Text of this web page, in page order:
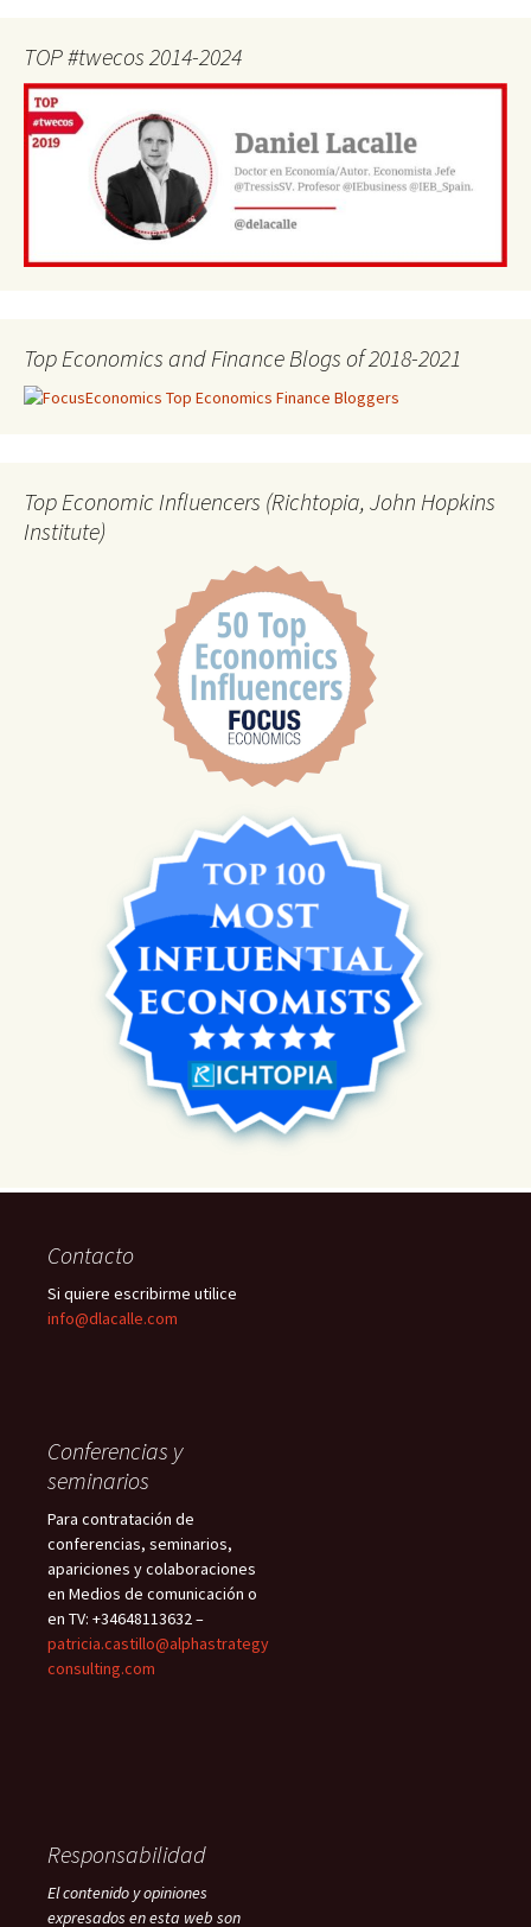
TOP #twecos 2014-2024
Top Economics and Finance Blogs of 2018-2021
Top Economic Influencers (Richtopia, John Hopkins
Institute)
Contacto
Si quiere escribirme utilice
info@dlacalle.com
Conferencias y
seminarios
Para contratación de
conferencias, seminarios,
apariciones y colaboraciones
en Medios de comunicación o
en TV: +34648113632 –
patricia.castillo@alphastrategy
consulting.com
Responsabilidad
El contenido y opiniones
expresados en esta web son